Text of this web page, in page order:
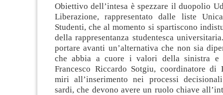
Obiettivo dell’intesa è spezzare il duopolio
Liberazione, rappresentato dalle liste
Studenti, che al momento si spartiscono
della rappresentanza studentesca
portare avanti un’alternativa che non sia
che abbia a cuore i valori della sinistra e
Francesco Riccardo Sotgiu, coordinatore
miri all’inserimento nei processi
sardi, che devono avere un ruolo chiave